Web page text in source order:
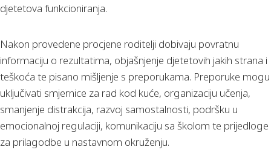
djetetova funkcioniranja.
Nakon provedene procjene roditelji dobivaju povratnu
informaciju o rezultatima, objašnjenje djetetovih jakih strana i
teškoća te pisano mišljenje s preporukama. Preporuke mogu
uključivati smjernice za rad kod kuće, organizaciju učenja,
smanjenje distrakcija, razvoj samostalnosti, podršku u
emocionalnoj regulaciji, komunikaciju sa školom te prijedloge
za prilagodbe u nastavnom okruženju.